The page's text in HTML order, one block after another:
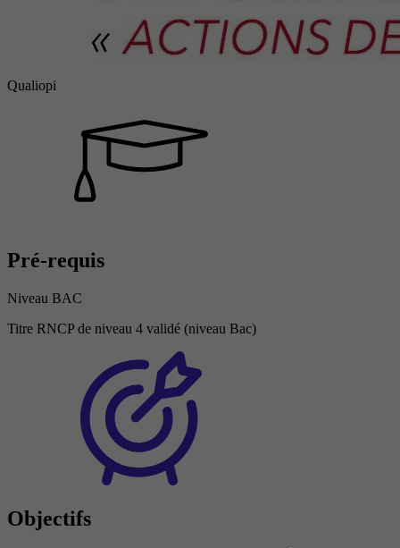
Qualiopi
Pré-requis
Niveau BAC
Titre RNCP de niveau 4 validé (niveau Bac)
Objectifs